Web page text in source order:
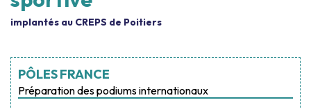
implantés au CREPS de Poitiers
PÔLES FRANCE
Préparation des podiums internationaux